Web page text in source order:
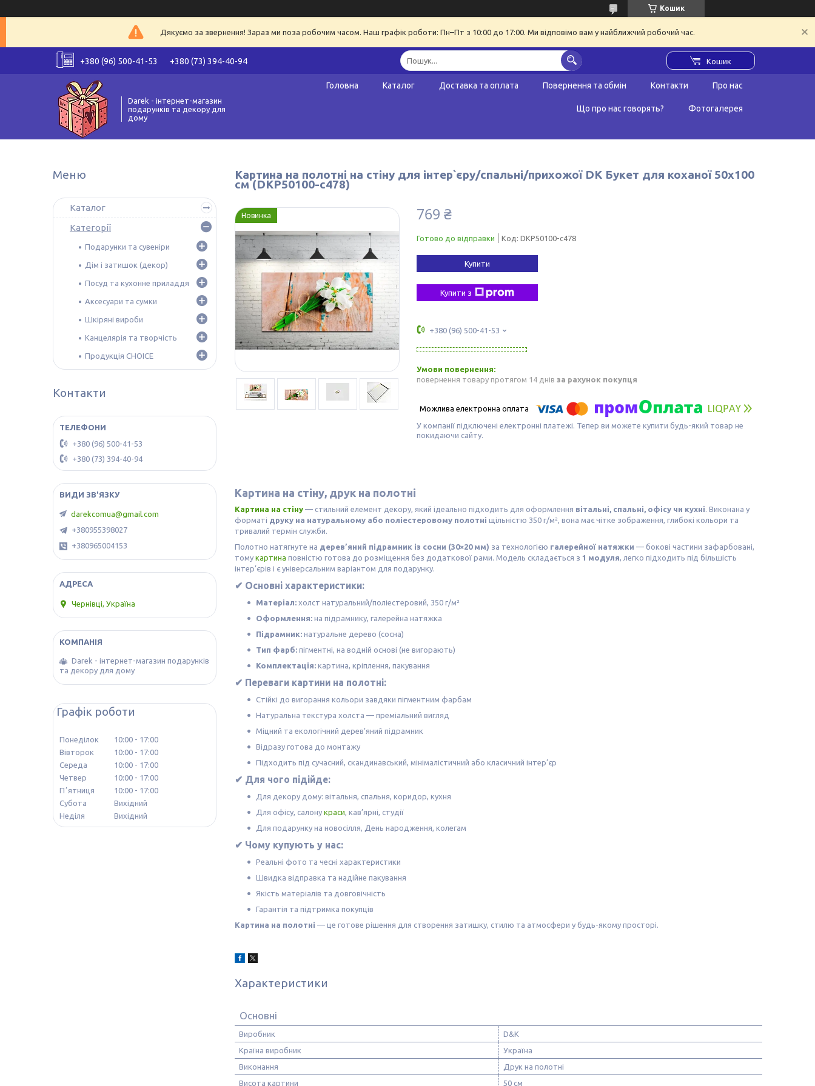
Кошик
Дякуємо за звернення! Зараз ми поза робочим часом. Наш графік роботи: Пн–Пт з 10:00 до 17:00. Ми відповімо вам у найближчий робочий час.
+380 (96) 500-41-53 +380 (73) 394-40-94 Кошик
Darek - інтернет-магазин
подарунків та декору для
дому
Головна Каталог Доставка та оплата Повернення та обмін Контакти Про нас
Що про нас говорять? Фотогалерея
Картина на полотні на стіну для інтер`єру/спальні/прихожої DK Букет для коханої 50х100
см (DKP50100-c478)
Новинка 769 ₴
Готово до відправки Код: DKP50100-c478
Купити
Купити з
+380 (96) 500-41-53
повернення товару протягом 14 днів за рахунок покупця
У компанії підключені електронні платежі. Тепер ви можете купити будь-який товар не
покидаючи сайту.
Картина на стіну, друк на полотні
Картина на стіну — стильний елемент декору, який ідеально підходить для оформлення вітальні, спальні, офісу чи кухні. Виконана у
форматі друку на натуральному або поліестеровому полотні щільністю 350 г/м², вона має чітке зображення, глибокі кольори та
тривалий термін служби.
Полотно натягнуте на дерев’яний підрамник із сосни (30×20 мм) за технологією галерейної натяжки — бокові частини зафарбовані,
тому картина повністю готова до розміщення без додаткової рами. Модель складається з 1 модуля, легко підходить під більшість
інтер’єрів і є універсальним варіантом для подарунку.
✔ Основні характеристики:
Матеріал: холст натуральний/поліестеровий, 350 г/м²
Оформлення: на підрамнику, галерейна натяжка
Підрамник: натуральне дерево (сосна)
Тип фарб: пігментні, на водній основі (не вигорають)
Комплектація: картина, кріплення, пакування
✔ Переваги картини на полотні:
Стійкі до вигорання кольори завдяки пігментним фарбам
Натуральна текстура холста — преміальний вигляд
Міцний та екологічний дерев’яний підрамник
Відразу готова до монтажу
Підходить під сучасний, скандинавський, мінімалістичний або класичний інтер’єр
✔ Для чого підійде:
Для декору дому: вітальня, спальня, коридор, кухня
Для офісу, салону краси, кав’ярні, студії
Для подарунку на новосілля, День народження, колегам
✔ Чому купують у нас:
Реальні фото та чесні характеристики
Швидка відправка та надійне пакування
Якість матеріалів та довговічність
Гарантія та підтримка покупців
Картина на полотні — це готове рішення для створення затишку, стилю та атмосфери у будь-якому просторі.
Характеристики
Основні
Виробник
D&K
Країна виробник
Україна
Виконання
Друк на полотні
Висота картини
50 см
Каталог
Категорії
Подарунки та сувеніри
Дім і затишок (декор)
Посуд та кухонне приладдя
Аксесуари та сумки
Шкіряні вироби
Канцелярія та творчість
Продукція CHOICE
Контакти
+380 (96) 500-41-53
+380 (73) 394-40-94
darekcomua@gmail.com
+380955398027
+380965004153
Чернівці, Україна
Darek - інтернет-магазин подарунків
та декору для дому
Графік роботи
Понеділок 10:00
17:00
Вівторок
10:00
17:00
Середа
10:00
17:00
Четвер
10:00
17:00
Пʼятниця
10:00
17:00
Субота
Вихідний
Неділя
Вихідний